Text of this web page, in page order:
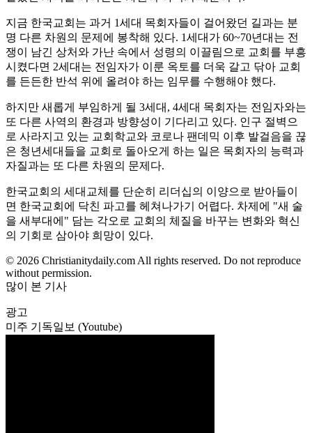
지금 한국교회는 과거 1세대 목회자들이 걸어왔던 길과는 분
명 다른 차원의 문제에 봉착해 있다. 1세대가 60~70년대는 전
쟁이 남긴 상처와 가난 속에서 성령의 이끌림으로 교회를 부흥
시켰다면 2세대는 전임자가 이룬 옥토를 더욱 갈고 닦아 교회
를 든든한 반석 위에 올려야 하는 임무를 수행해야 했다.
하지만 새롭게 부임하게 될 3세대, 4세대 목회자는 전임자와는
또 다른 사역의 환경과 방향성이 기다리고 있다. 인구 절벽으
로 사라지고 있는 교회학교와 코로나 팬데믹 이후 발걸음을 끊
은 청년세대들을 교회로 돌아오게 하는 일은 목회자의 능력과
자질과는 또 다른 차원의 문제다.
한국교회의 세대교체를 단순히 리더십의 이양으로 받아들이
면 한국교회에 닥친 파고를 헤쳐나가기 어렵다. 차제에 "새 술
을 새부대에" 담는 각오로 교회의 체질을 바꾸는 변화와 혁신
의 기회로 삼아야 희망이 있다.
© 2026 Christianitydaily.com All rights reserved. Do not reproduce
without permission.
많이 본 기사
광고
미주 기독일보 (Youtube)